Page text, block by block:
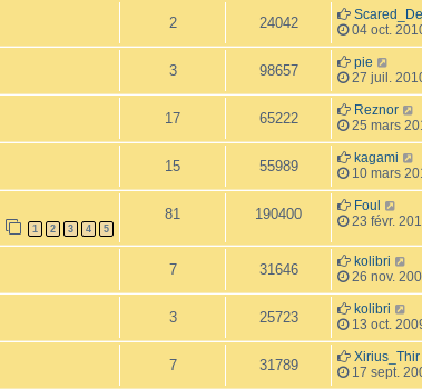
2 24042
04 oct.
3 98657
pie
27 juil.
17 65222
Reznor
25 mars
15 55989
kagami
10 mars
1 2 3 4 5
81 190400
Foul
23 févr.
7 31646
kolibri
26 nov.
3 25723
kolibri
13 oct.
7 31789
Xirius_Thir
17 sept.